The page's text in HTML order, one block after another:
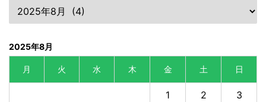
2025年8月
月 火 水 木 金 土 日
1 2 3